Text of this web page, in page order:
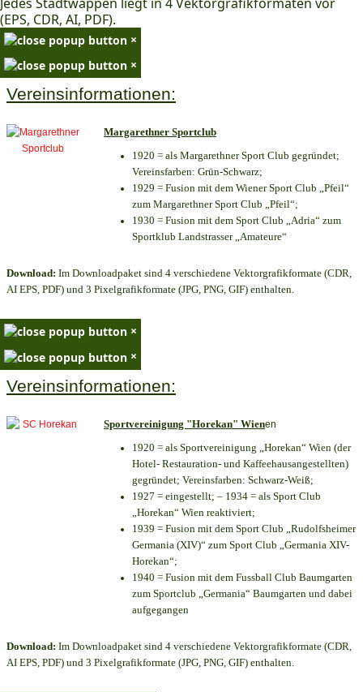
(EPS, CDR, AI, PDF).
×
×
Vereinsinformationen:
Margarethner Sportclub
1920 = als Margarethner Sport Club gegründet;
Vereinsfarben: Grün-Schwarz;
1929 = Fusion mit dem Wiener Sport Club „Pfeil“
zum Margarethner Sport Club „Pfeil“;
1930 = Fusion mit dem Sport Club „Adria“ zum
Sportklub Landstrasser „Amateure“
Download: Im Downloadpaket sind 4 verschiedene Vektorgrafikformate (CDR,
AI EPS, PDF) und 3 Pixelgrafikformate (JPG, PNG, GIF) enthalten.
×
×
Vereinsinformationen:
Sportvereinigung "Horekan" Wienen
1920 = als Sportvereinigung „Horekan“ Wien (der
Hotel- Restauration- und Kaffeehausangestellten)
gegründet; Vereinsfarben: Schwarz-Weiß;
1927 = eingestellt; – 1934 = als Sport Club
„Horekan“ Wien reaktiviert;
1939 = Fusion mit dem Sport Club „Rudolfsheimer
Germania (XIV)“ zum Sport Club „Germania XIV-
Horekan“;
1940 = Fusion mit dem Fussball Club Baumgarten
zum Sportclub „Germania“ Baumgarten und dabei
aufgegangen
Download: Im Downloadpaket sind 4 verschiedene Vektorgrafikformate (CDR,
AI EPS, PDF) und 3 Pixelgrafikformate (JPG, PNG, GIF) enthalten.